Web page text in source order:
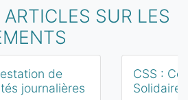
SUR LES
de
journalières
CSS :
Solidaire